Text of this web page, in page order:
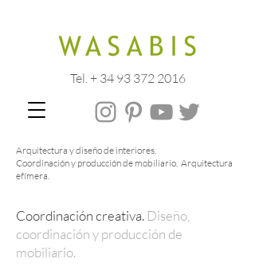
Arquitectura y diseño de interiores.
Coordinación y producción de mobiliario. Arquitectura
efímera.
Tel. + 34 93 372 2016
Coordinación creativa. Diseño,
coordinación y producción de
mobiliario.